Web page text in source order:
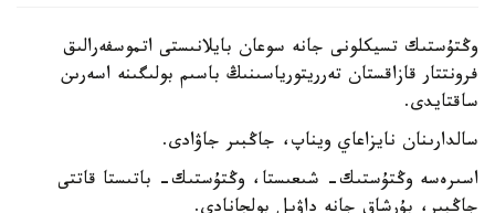
وڭتۇستىك تسيكلونى جانە سوعان بايلانىستى اتموسفەرالىق
فرونتتار قازاقستان تەرريتورياسىنىڭ باسىم بولىگىنە اسەرىن
ساقتايدى.
سالدارىنان نايزاعاي ويناپ، جاڭبىر جاۋادى.
اسىرەسە وڭتۇستىك- شىعىستا، وڭتۇستىك- باتىستا قاتتى